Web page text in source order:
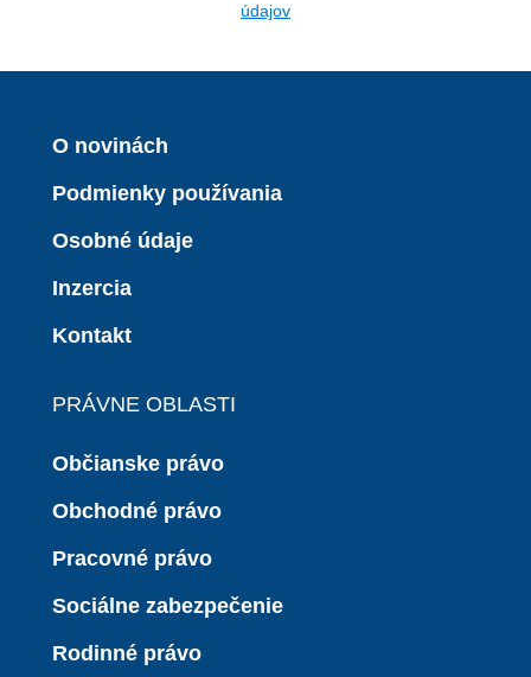
údajov
O novinách
Podmienky používania
Osobné údaje
Inzercia
Kontakt
PRÁVNE OBLASTI
Občianske právo
Obchodné právo
Pracovné právo
Sociálne zabezpečenie
Rodinné právo